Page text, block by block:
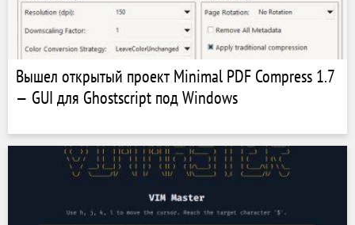
Вышел открытый проект Minimal PDF Compress 1.7
— GUI для Ghostscript под Windows